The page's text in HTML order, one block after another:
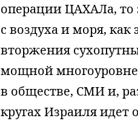
операции ЦАХАЛа, то
с воздуха и моря,
вторжения
мощной
в обществе, СМИ и,
кругах Израиля